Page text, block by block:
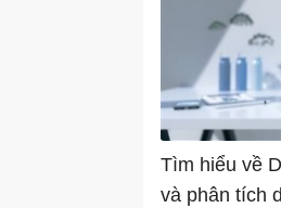
Tìm hiểu về
và phân tích